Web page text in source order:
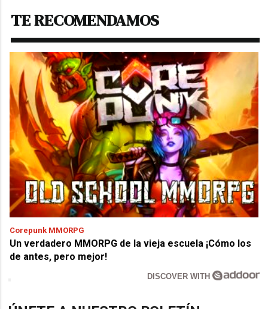
TE RECOMENDAMOS
Corepunk MMORPG
Un verdadero MMORPG de la vieja escuela ¡Cómo los
de antes, pero mejor!
DISCOVER WITH